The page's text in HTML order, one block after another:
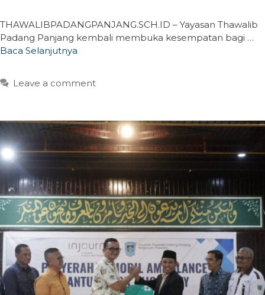
THAWALIBPADANGPANJANG.SCH.ID – Yayasan Thawalib
Padang Panjang kembali membuka kesempatan bagi …
Baca Selanjutnya
Leave a comment